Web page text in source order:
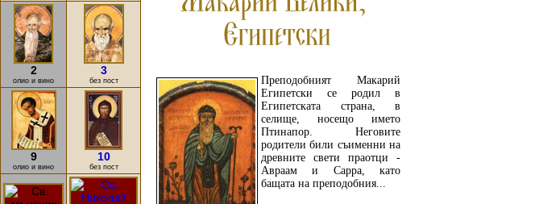
Преподобният Макарий
Египетски се родил в
Египетската страна, в
селище, носещо името
Птинапор. Неговите
родители били съименни на
древните свети праотци -
Авраам и Сарра, като
бащата на преподобния...
2
олио и вино
3
без пост
9
олио и вино
10
без пост